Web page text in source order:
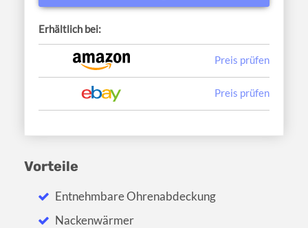
Erhältlich bei:
Preis prüfen
Preis prüfen
Vorteile
Entnehmbare Ohrenabdeckung
Nackenwärmer